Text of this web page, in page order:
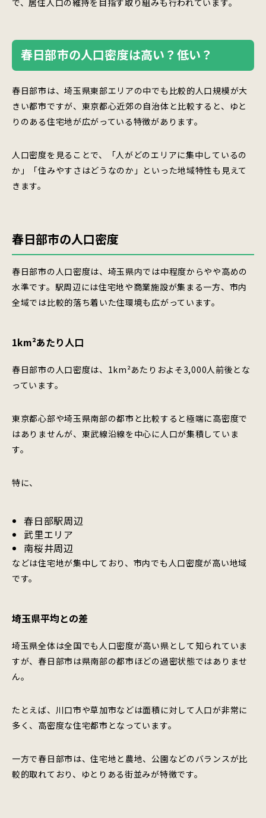
春日部市の人口密度は高い？低い？
春日部市は、埼玉県東部エリアの中でも比較的人口規模が大
きい都市ですが、東京都心近郊の自治体と比較すると、ゆと
りのある住宅地が広がっている特徴があります。
人口密度を見ることで、「人がどのエリアに集中しているの
か」「住みやすさはどうなのか」といった地域特性も見えて
きます。
春日部市の人口密度
春日部市の人口密度は、埼玉県内では中程度からやや高めの
水準です。駅周辺には住宅地や商業施設が集まる一方、市内
全域では比較的落ち着いた住環境も広がっています。
1km²あたり人口
春日部市の人口密度は、1km²あたりおよそ3,000人前後とな
っています。
東京都心部や埼玉県南部の都市と比較すると極端に高密度で
はありませんが、東武線沿線を中心に人口が集積していま
す。
特に、
春日部駅周辺
武里エリア
南桜井周辺
などは住宅地が集中しており、市内でも人口密度が高い地域
です。
埼玉県平均との差
埼玉県全体は全国でも人口密度が高い県として知られていま
すが、春日部市は県南部の都市ほどの過密状態ではありませ
ん。
たとえば、川口市や草加市などは面積に対して人口が非常に
多く、高密度な住宅都市となっています。
一方で春日部市は、住宅地と農地、公園などのバランスが比
較的取れており、ゆとりある街並みが特徴です。